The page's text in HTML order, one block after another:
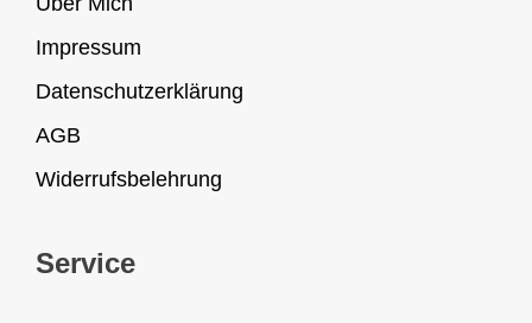
Impressum
Datenschutzerklärung
AGB
Widerrufsbelehrung
Service